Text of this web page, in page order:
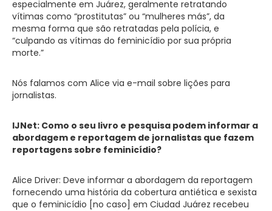
especialmente em Juárez, geralmente retratando
vítimas como “prostitutas” ou “mulheres más”, da
mesma forma que são retratadas pela polícia, e
“culpando as vítimas do feminicídio por sua própria
morte.”
Nós falamos com Alice via e-mail sobre lições para
jornalistas.
IJNet: Como o seu livro e pesquisa podem informar a
abordagem e reportagem de jornalistas que fazem
reportagens sobre feminicídio?
Alice Driver: Deve informar a abordagem da reportagem
fornecendo uma história da cobertura antiética e sexista
que o feminicídio [no caso] em Ciudad Juárez recebeu